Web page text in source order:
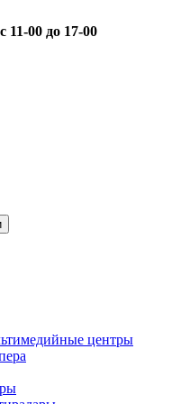
c 11-00 до 17-00
центры